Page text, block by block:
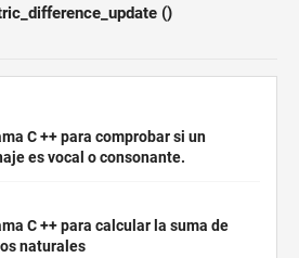
()
C ++ para comprobar si un
es vocal o consonante.
C ++ para calcular la suma de
naturales